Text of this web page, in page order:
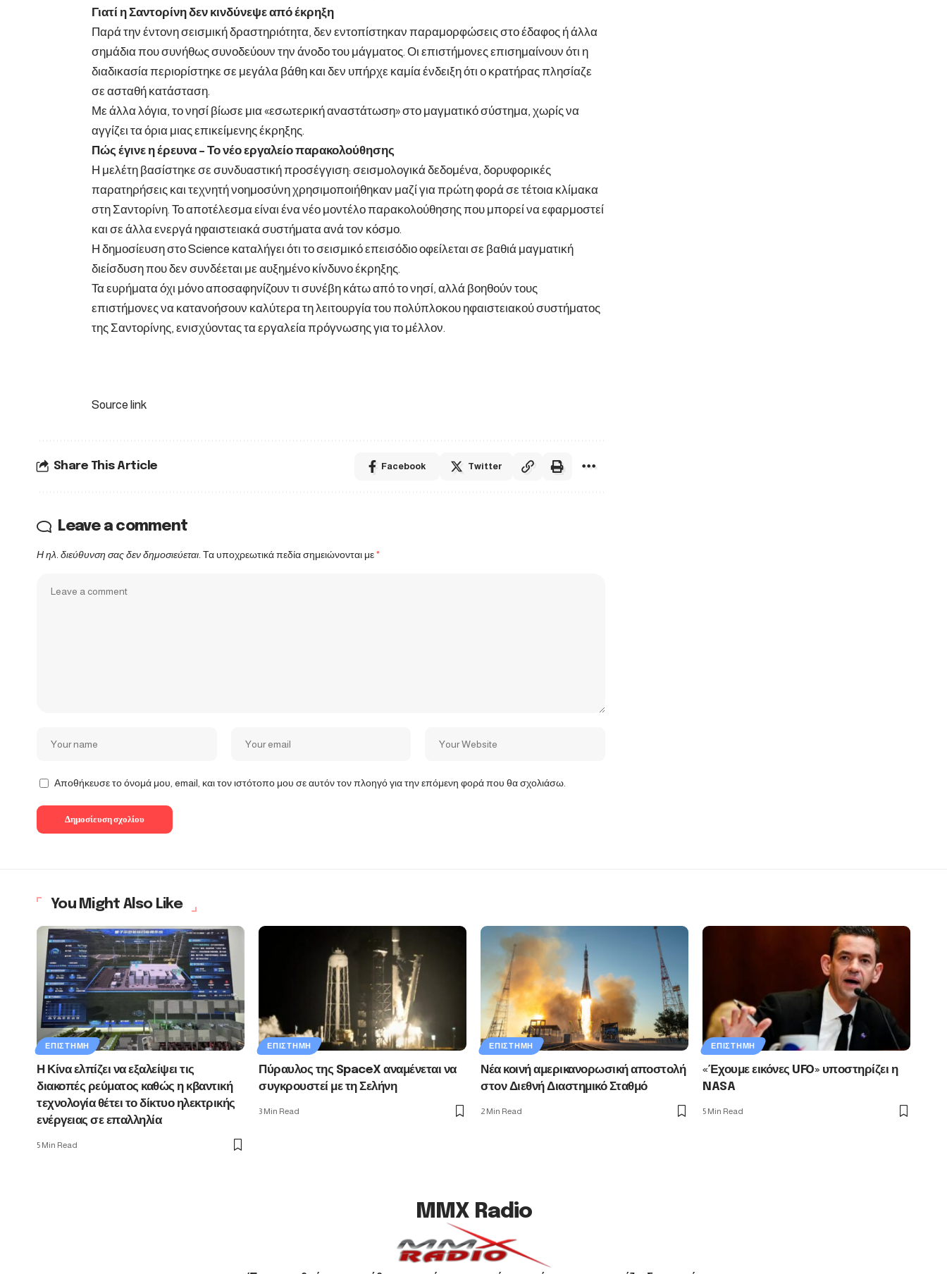
Γιατί η Σαντορίνη δεν κινδύνεψε από έκρηξη
Παρά την έντονη σεισμική δραστηριότητα, δεν εντοπίστηκαν παραμορφώσεις στο έδαφος ή άλλα
σημάδια που συνήθως συνοδεύουν την άνοδο του μάγματος. Οι επιστήμονες επισημαίνουν ότι η
διαδικασία περιορίστηκε σε μεγάλα βάθη και δεν υπήρχε καμία ένδειξη ότι ο κρατήρας πλησίαζε
σε ασταθή κατάσταση.
Με άλλα λόγια, το νησί βίωσε μια «εσωτερική αναστάτωση» στο μαγματικό σύστημα, χωρίς να
αγγίζει τα όρια μιας επικείμενης έκρηξης.
Πώς έγινε η έρευνα – Το νέο εργαλείο παρακολούθησης
Η μελέτη βασίστηκε σε συνδυαστική προσέγγιση: σεισμολογικά δεδομένα, δορυφορικές
παρατηρήσεις και τεχνητή νοημοσύνη χρησιμοποιήθηκαν μαζί για πρώτη φορά σε τέτοια κλίμακα
στη Σαντορίνη. Το αποτέλεσμα είναι ένα νέο μοντέλο παρακολούθησης που μπορεί να εφαρμοστεί
και σε άλλα ενεργά ηφαιστειακά συστήματα ανά τον κόσμο.
Η δημοσίευση στο Science καταλήγει ότι το σεισμικό επεισόδιο οφείλεται σε βαθιά μαγματική
διείσδυση που δεν συνδέεται με αυξημένο κίνδυνο έκρηξης.
Τα ευρήματα όχι μόνο αποσαφηνίζουν τι συνέβη κάτω από το νησί, αλλά βοηθούν τους
επιστήμονες να κατανοήσουν καλύτερα τη λειτουργία του πολύπλοκου ηφαιστειακού συστήματος
της Σαντορίνης, ενισχύοντας τα εργαλεία πρόγνωσης για το μέλλον.
Source link
Share This Article Facebook Twitter
Leave a comment
Η ηλ. διεύθυνση σας δεν δημοσιεύεται. Τα υποχρεωτικά πεδία σημειώνονται με *
Αποθήκευσε το όνομά μου, email, και τον ιστότοπο μου σε αυτόν τον πλοηγό για την επόμενη φορά που θα σχολιάσω.
You Might Also Like
ΕΠΙΣΤΉΜΗ
Η Κίνα ελπίζει να εξαλείψει τις
διακοπές ρεύματος καθώς η κβαντική
τεχνολογία θέτει το δίκτυο ηλεκτρικής
ενέργειας σε επαλληλία
5 Min Read
ΕΠΙΣΤΉΜΗ
Πύραυλος της SpaceX αναμένεται να
συγκρουστεί με τη Σελήνη
3 Min Read
ΕΠΙΣΤΉΜΗ
Νέα κοινή αμερικανορωσική αποστολή
στον Διεθνή Διαστημικό Σταθμό
2 Min Read
ΕΠΙΣΤΉΜΗ
«Έχουμε εικόνες UFO» υποστηρίζει η
NASA
5 Min Read
MMX Radio